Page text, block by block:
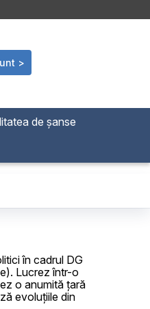
>
de șanse
în cadrul DG
Lucrez într-o
o anumită țară
evoluțiile din